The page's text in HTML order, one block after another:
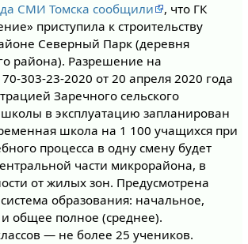
СМИ Томска сообщили
, что ГК
приступила к строительству
Северный Парк (деревня
района). Разрешение на
303-23-2020 от 20 апреля 2020 года
Заречного сельского
в эксплуатацию запланирован
школа на 1 100 учащихся при
процесса в одну смену будет
части микрорайона, в
от жилых зон. Предусмотрена
образования: начальное,
общее полное (среднее).
— не более 25 учеников.